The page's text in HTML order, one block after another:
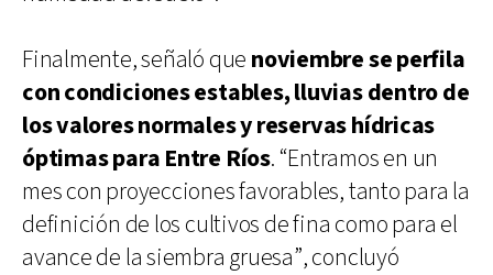
Finalmente, señaló que noviembre se perfila
con condiciones estables, lluvias dentro de
los valores normales y reservas hídricas
óptimas para Entre Ríos. “Entramos en un
mes con proyecciones favorables, tanto para la
definición de los cultivos de fina como para el
avance de la siembra gruesa”, concluyó